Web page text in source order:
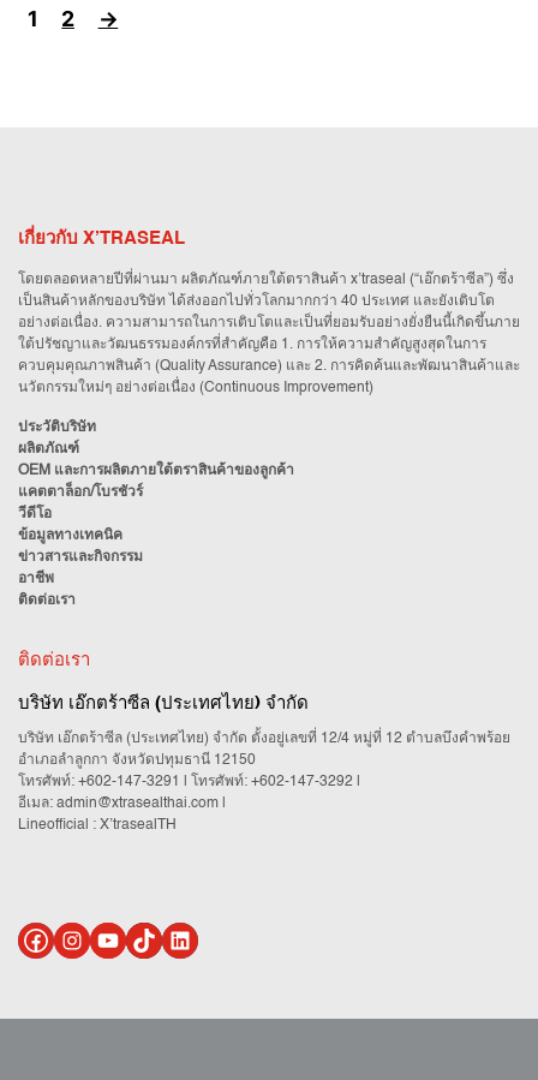
1 2 →
เกี่ยวกับ X’TRASEAL
โดยตลอดหลายปีที่ผ่านมา ผลิตภัณฑ์ภายใต้ตราสินค้า x’traseal (“เอ๊กตร้าซีล”) ซึ่ง
เป็นสินค้าหลักของบริษัท ได้ส่งออกไปทั่วโลกมากกว่า 40 ประเทศ และยังเติบโต
อย่างต่อเนื่อง. ความสามารถในการเติบโตและเป็นที่ยอมรับอย่างยั่งยืนนี้เกิดขึ้นภาย
ใต้ปรัชญาและวัฒนธรรมองค์กรที่สำคัญคือ 1. การให้ความสำคัญสูงสุดในการ
ควบคุมคุณภาพสินค้า (Quality Assurance) และ 2. การคิดค้นและพัฒนาสินค้าและ
นวัตกรรมใหม่ๆ อย่างต่อเนื่อง (Continuous Improvement)
ประวัติบริษัท
ผลิตภัณฑ์
OEM และการผลิตภายใต้ตราสินค้าของลูกค้า
แคตตาล็อก/โบรชัวร์
วีดีโอ
ข้อมูลทางเทคนิค
ข่าวสารและกิจกรรม
อาชีพ
ติดต่อเรา
ติดต่อเรา
บริษัท เอ๊กตร้าซีล (ประเทศไทย) จำกัด
บริษัท เอ๊กตร้าซีล (ประเทศไทย) จำกัด ตั้งอยู่เลขที่ 12/4 หมู่ที่ 12 ตำบลบึงคำพร้อย
อำเภอลำลูกกา จังหวัดปทุมธานี 12150
โทรศัพท์: +602-147-3291 | โทรศัพท์: +602-147-3292
อีเมล: admin@xtrasealthai.com
Lineofficial : X’trasealTH